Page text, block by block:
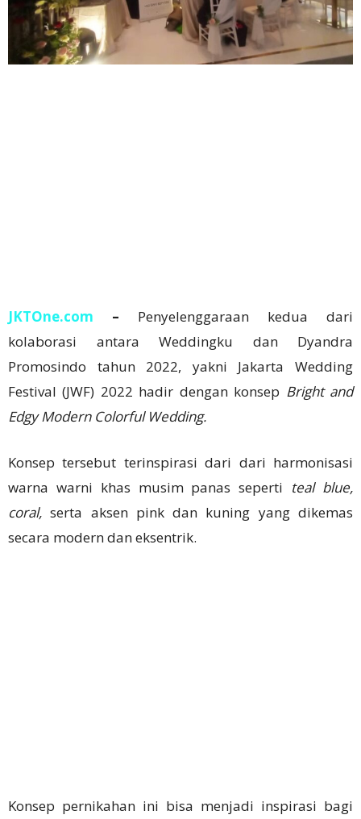
JKTOne.com – Penyelenggaraan kedua dari
kolaborasi antara Weddingku dan Dyandra
Promosindo tahun 2022, yakni Jakarta Wedding
Festival (JWF) 2022 hadir dengan konsep Bright and
Edgy Modern Colorful Wedding.
Konsep tersebut terinspirasi dari dari harmonisasi
warna warni khas musim panas seperti teal blue,
coral, serta aksen pink dan kuning yang dikemas
secara modern dan eksentrik.
Konsep pernikahan ini bisa menjadi inspirasi bagi